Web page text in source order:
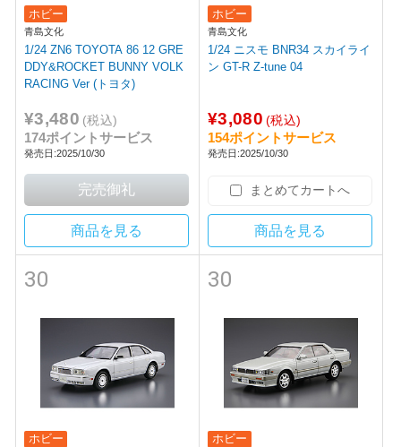
ホビー
青島文化
1/24 ZN6 TOYOTA 86 12 GRE
DDY&ROCKET BUNNY VOLK
RACING Ver (トヨタ)
¥3,480 (税込)
174ポイントサービス
発売日:2025/10/30
商品を見る
ホビー
青島文化
1/24 ニスモ BNR34 スカイライ
ン GT-R Z-tune 04
¥3,080 (税込)
154ポイントサービス
発売日:2025/10/30
まとめてカートへ
商品を見る
30
ホビー
30
ホビー